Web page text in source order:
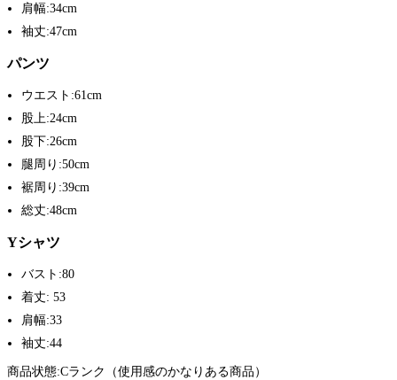
肩幅:34cm
袖丈:47cm
パンツ
ウエスト:61cm
股上:24cm
股下:26cm
腿周り:50cm
裾周り:39cm
総丈:48cm
Yシャツ
バスト:80
着丈: 53
肩幅:33
袖丈:44
商品状態:Cランク（使用感のかなりある商品）